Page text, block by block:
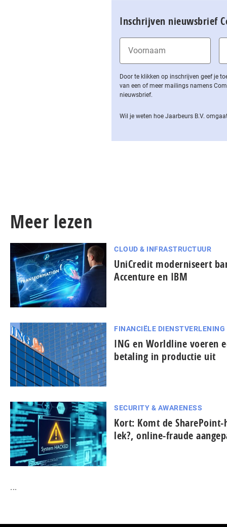
Inschrijven nieuwsbrief
Door te klikken op inschrijven geef je
van een of meer mailings namens
nieuwsbrief.
Wil je weten hoe Jaarbeurs B.V.
Meer lezen
CLOUD & INFRASTRUCTUUR
UniCredit moderniseert
Accenture en IBM
FINANCIËLE DIENSTVERLENING
ING en Worldline voeren
betaling in productie uit
SECURITY & AWARENESS
Kort: Komt de
lek?, online-fraude
...